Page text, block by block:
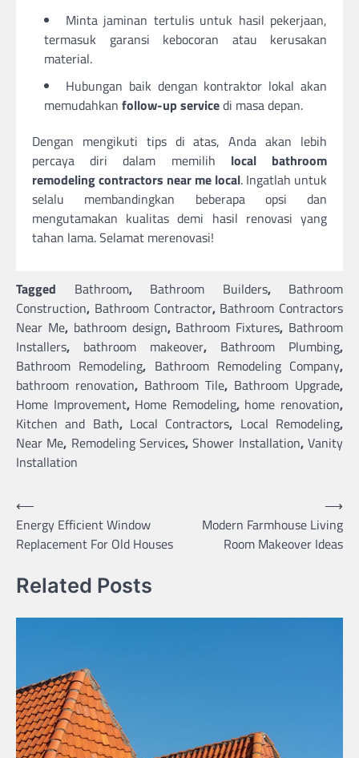
Minta jaminan tertulis untuk hasil pekerjaan,
termasuk garansi kebocoran atau kerusakan
material.
Hubungan baik dengan kontraktor lokal akan
memudahkan follow-up servicedi masa depan.
Dengan mengikuti tips di atas, Anda akan lebih
percaya diri dalam memilih local bathroom
remodeling contractors near me local. Ingatlah untuk
selalu membandingkan beberapa opsi dan
mengutamakan kualitas demi hasil renovasi yang
tahan lama. Selamat merenovasi!
Tagged Bathroom, Bathroom Builders, Bathroom
Construction, Bathroom Contractor, Bathroom Contractors
Near Me, bathroom design, Bathroom Fixtures, Bathroom
Installers, bathroom makeover, Bathroom Plumbing,
Bathroom Remodeling, Bathroom Remodeling Company,
bathroom renovation, Bathroom Tile, Bathroom Upgrade,
Home Improvement, Home Remodeling, home renovation,
Kitchen and Bath, Local Contractors, Local Remodeling,
Near Me, Remodeling Services,Shower Installation,Vanity
Installation
Post
navigation
⟵
Energy Efficient Window
Replacement For Old Houses
Modern Farmhouse Living
Room Makeover Ideas
⟶
Related Posts